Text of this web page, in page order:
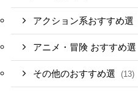
アクション系おすすめ選
アニメ・冒険 おすすめ選
その他のおすすめ選 (13)